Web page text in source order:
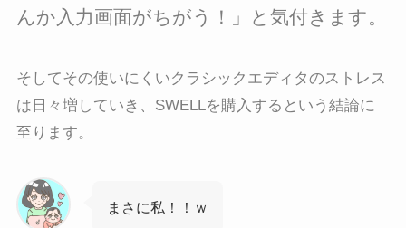
んか入力画面がちがう！」と気付きます。
そしてその使いにくいクラシックエディタのストレス
は日々増していき、SWELLを購入するという結論に
至ります。
まさに私！！ｗ